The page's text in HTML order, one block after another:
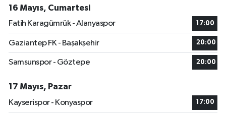
16 Mayıs, Cumartesi
Fatih Karagümrük - Alanyaspor
17:00
Gaziantep FK - Başakşehir 20:00
Samsunspor - Göztepe 20:00
17 Mayıs, Pazar
Kayserispor - Konyaspor
17:00